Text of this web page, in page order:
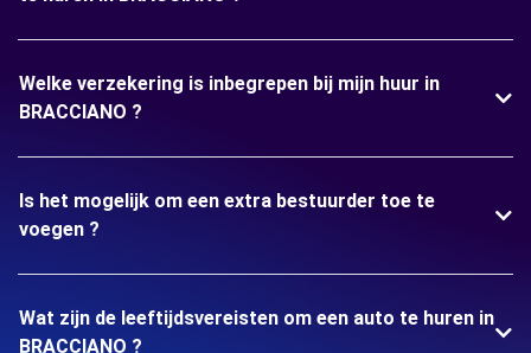
Welke verzekering is inbegrepen bij mijn huur in
BRACCIANO ?
Is het mogelijk om een extra bestuurder toe te
voegen ?
Wat zijn de leeftijdsvereisten om een auto te huren in
BRACCIANO ?